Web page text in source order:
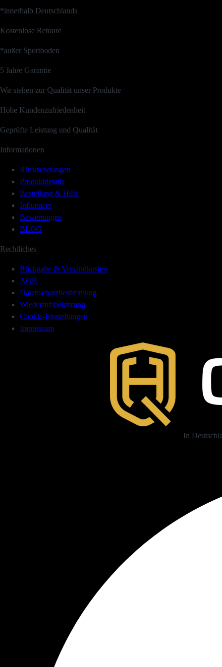
*innerhalb Deutschlands
Kostenlose Retoure
*außer Sportboden
5 Jahre Garantie
Wir stehen zur Qualität unser Produkte
Hohe Kundenzufriedenheit
Geprüfte Leistung und Qualität
Informationen
Rücksendungen
Produktdetails
Bestellung & Hilfe
Influencer
Bewertungen
BLOG
Rechtliches
Rückgabe & Versandkosten
AGB
Datenschutzbestimmung
Wiederrufsbelehrung
Cookie-Einstellungen
Impressum
In